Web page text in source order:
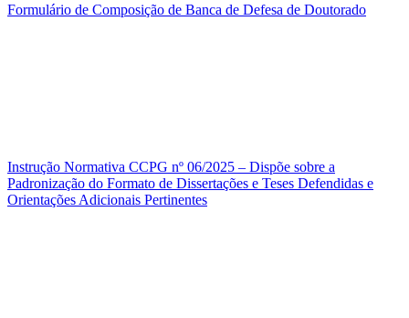
Formulário de Composição de Banca de Defesa de Doutorado
Instrução Normativa CCPG nº 06/2025 – Dispõe sobre a
Padronização do Formato de Dissertações e Teses Defendidas e
Orientações Adicionais Pertinentes